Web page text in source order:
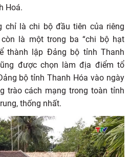
Hoá.
chỉ là chi bộ đầu tiên của riêng
là một trong ba “chi bộ hạt
thành lập Đảng bộ tỉnh Thanh
được chọn làm địa điểm tổ
bộ tỉnh Thanh Hóa vào ngày
trào cách mạng trong toàn tỉnh
thống nhất.